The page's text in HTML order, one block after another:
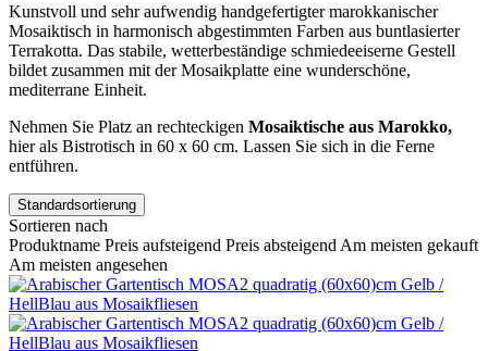
Kunstvoll und sehr aufwendig handgefertigter marokkanischer
Mosaiktisch in harmonisch abgestimmten Farben aus buntlasierter
Terrakotta. Das stabile, wetterbeständige schmiedeeiserne Gestell
bildet zusammen mit der Mosaikplatte eine wunderschöne,
mediterrane Einheit.
Nehmen Sie Platz an rechteckigen Mosaiktische aus Marokko,
hier als Bistrotisch in 60 x 60 cm. Lassen Sie sich in die Ferne
entführen.
Standardsortierung
Sortieren nach
Produktname Preis aufsteigend Preis absteigend Am meisten gekauft
Am meisten angesehen